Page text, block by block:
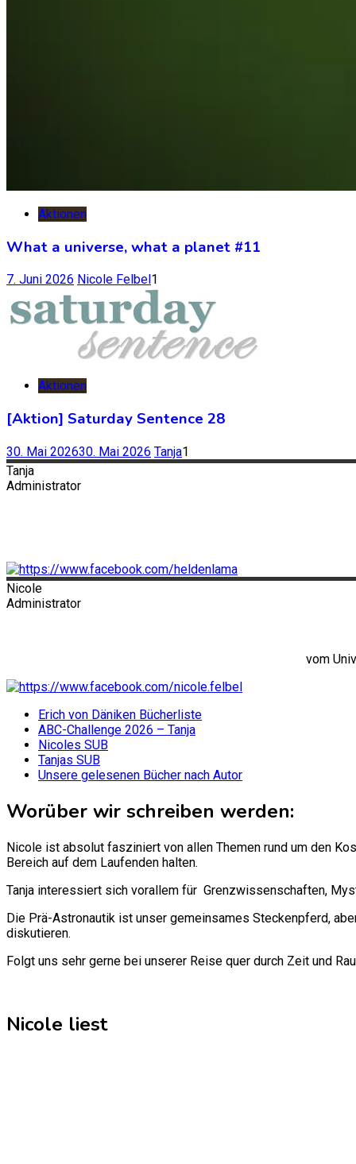
Aktionen
What a universe, what a planet #11
7. Juni 2026 Nicole Felbel 1
Aktionen
[Aktion] Saturday Sentence 28
30. Mai 202630. Mai 2026 Tanja1
Tanja
Administrator
Nicole
Administrator
vom
Erich von Däniken Bücherliste
ABC-Challenge 2026 – Tanja
Nicoles SUB
Tanjas SUB
Unsere gelesenen Bücher nach Autor
Worüber wir schreiben werden:
Nicole ist absolut fasziniert von allen Themen rund um den
Bereich auf dem Laufenden halten.
Tanja interessiert sich vorallem für Grenzwissenschaften,
Die Prä-Astronautik ist unser gemeinsames Steckenpferd,
diskutieren.
Folgt uns sehr gerne bei unserer Reise quer durch Zeit und
Nicole liest